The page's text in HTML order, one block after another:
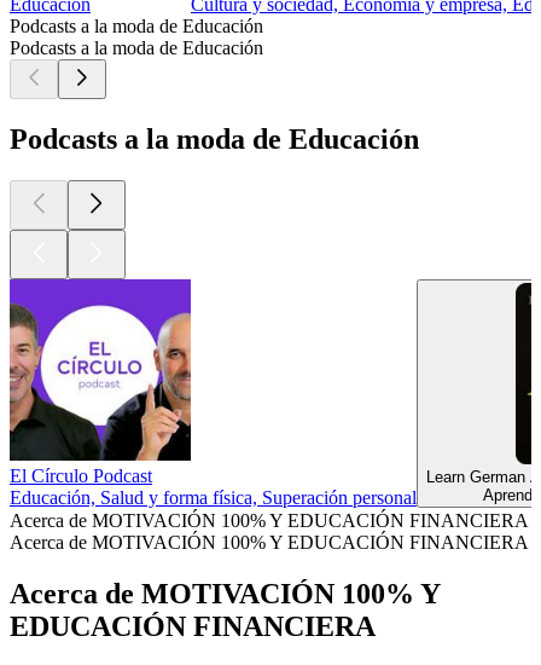
Educación
Cultura y sociedad, Economía y empresa,
Podcasts a la moda de Educación
Podcasts a la moda de Educación
Podcasts a la moda de Educación
El Círculo Podcast
Educación, Salud y forma física, Superación personal
Learn German
Acerca de MOTIVACIÓN 100% Y EDUCACIÓN FINANCIERA
Acerca de MOTIVACIÓN 100% Y EDUCACIÓN FINANCIERA
Acerca de MOTIVACIÓN 100% Y
EDUCACIÓN FINANCIERA